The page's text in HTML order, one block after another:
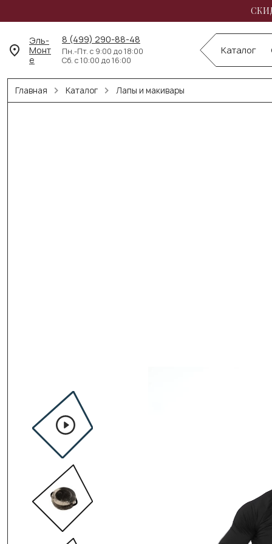
Эль-
Монт
е
8 (499) 290-88-48
Пн.-Пт. с 9:00 до 18:00
Сб. с 10:00 до 16:00
Каталог
Главная Каталог Лапы и макивары